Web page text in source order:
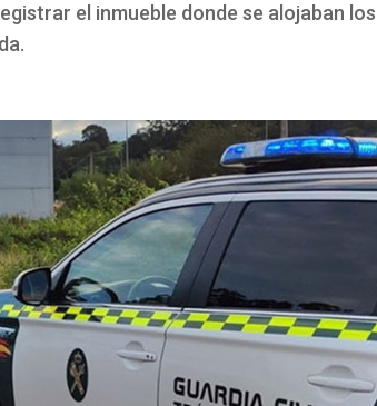
el inmueble donde se alojaban los